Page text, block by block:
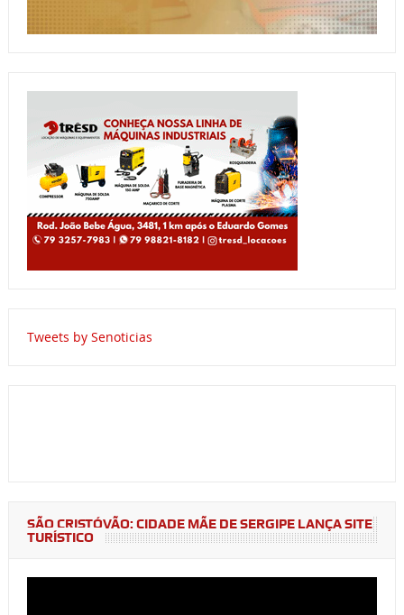
Tweets by Senoticias
SÃO CRISTÓVÃO: CIDADE MÃE DE SERGIPE LANÇA SITE
TURÍSTICO